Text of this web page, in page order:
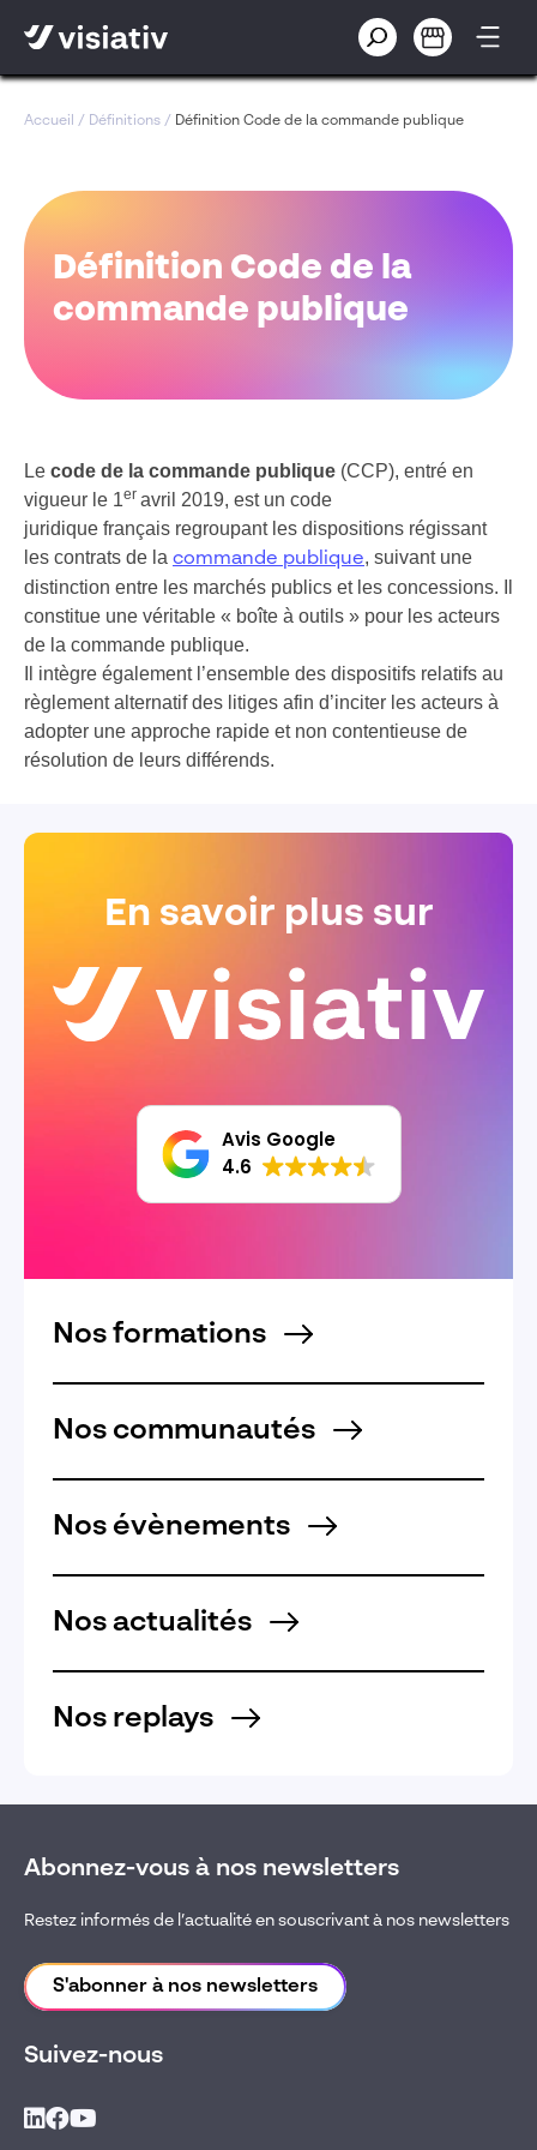
Accueil / Définitions / Définition Code de la commande publique
Définition Code de la
commande publique
Le code de la commande publique (CCP), entré en
vigueur le 1er avril 2019, est un code
juridique français regroupant les dispositions régissant
les contrats de la commande publique, suivant une
distinction entre les marchés publics et les concessions. Il
constitue une véritable « boîte à outils » pour les acteurs
de la commande publique.
Il intègre également l’ensemble des dispositifs relatifs au
règlement alternatif des litiges afin d’inciter les acteurs à
adopter une approche rapide et non contentieuse de
résolution de leurs différends.
En savoir plus sur
Avis Google
4.6
Nos formations
Nos communautés
Nos évènements
Nos actualités
Nos replays
Abonnez-vous à nos newsletters
Restez informés de l’actualité en souscrivant à nos newsletters
S'abonner à nos newsletters
Suivez-nous